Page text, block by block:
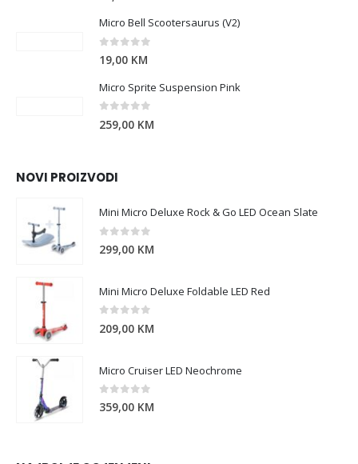
Micro Bell Scootersaurus (V2)
0 out of 5
19,00 KM
Micro Sprite Suspension Pink
259,00 KM
NOVI PROIZVODI
Mini Micro Deluxe Rock & Go LED Ocean Slate
299,00 KM
Mini Micro Deluxe Foldable LED Red
209,00 KM
Micro Cruiser LED Neochrome
0out of 5
359,00 KM